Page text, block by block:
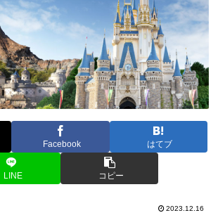
Facebook はてブ
LINE コピー
2023.12.16